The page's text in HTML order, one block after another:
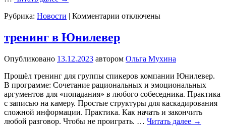
Рубрика: Новости | Комментарии к
сессия
ЕВРАЗ
отключены
тренинг в Юнилевер
Опубликовано 13.12.2023 автором Ольга Мухина
Прошёл тренинг для группы спикеров компании Юнилевер.
В программе: Сочетание рациональных и эмоциональных
аргументов для «попадания» в любого собеседника. Практика
с записью на камеру. Простые структуры для каскадирования
сложной информации. Практика. Как начать и закончить
любой разговор. Чтобы не проиграть. … Читать далее →